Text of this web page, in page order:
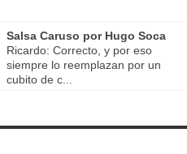
Salsa Caruso por Hugo Soca
Ricardo: Correcto, y por eso
siempre lo reemplazan por un
cubito de c...